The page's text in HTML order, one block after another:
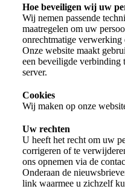
Hoe beveiligen wij uw
Wij nemen passende
maatregelen om uw
onrechtmatige verwerking
Onze website maakt
een beveiligde verbinding
server.
Cookies
Wij maken op onze
Uw rechten
U heeft het recht om uw
corrigeren of te
ons opnemen via de
Onderaan de
link waarmee u zichzelf